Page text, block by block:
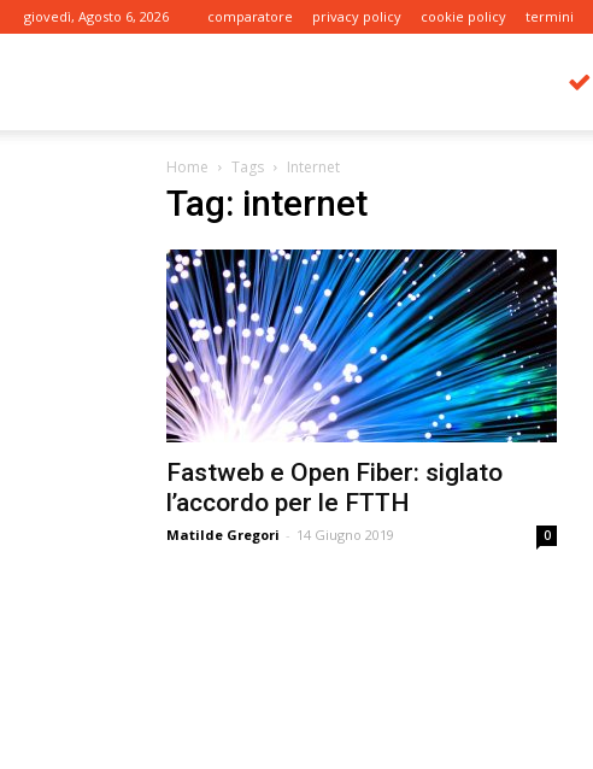
giovedì, Agosto 6, 2026 comparatore privacy policy cookie policy termini
Home Tags Internet
Tag: internet
Fastweb e Open Fiber: siglato
l’accordo per le FTTH
Matilde Gregori - 14 Giugno 2019 0